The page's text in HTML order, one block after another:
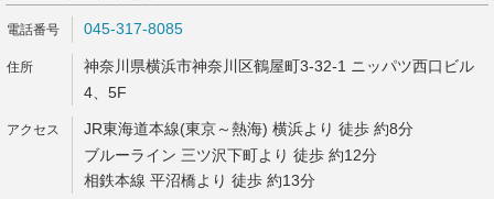
045-317-8085
神奈川県横浜市神奈川区鶴屋町3-32-1 ニッパツ西口ビル
4、5F
JR東海道本線(東京～熱海) 横浜より 徒歩 約8分
ブルーライン 三ツ沢下町より 徒歩 約12分
相鉄本線 平沼橋より 徒歩 約13分